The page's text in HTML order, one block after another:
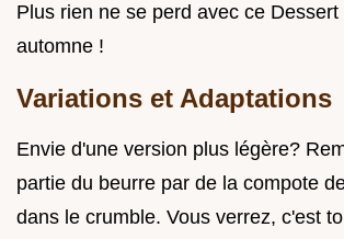
Plus rien ne se perd avec ce
automne !
Variations et Adaptations
Envie d'une version plus légère?
partie du beurre par de la compote
dans le crumble. Vous verrez, c'est